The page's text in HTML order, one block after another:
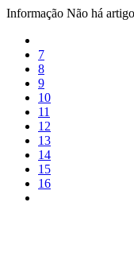
Informação Não há
7
8
9
10
11
12
13
14
15
16